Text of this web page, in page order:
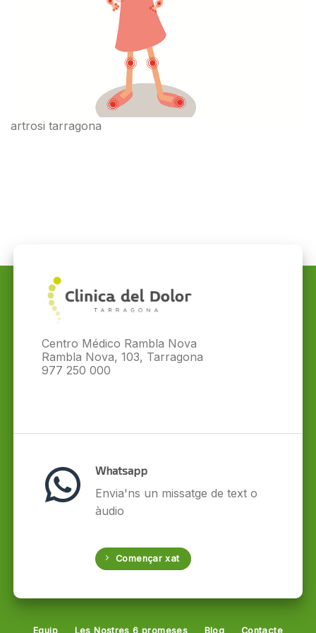
artrosi tarragona
Centro Médico Rambla Nova
Rambla Nova, 103, Tarragona
977 250 000
Whatsapp
Envia'ns un missatge de text o
àudio
Començar xat
Equip Les Nostres 6 promeses Blog Contacte